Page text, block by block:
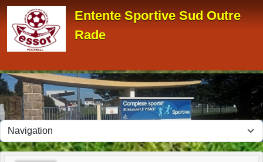
Entente Sportive Sud Outre
Rade
Panneau de gestion des cookies